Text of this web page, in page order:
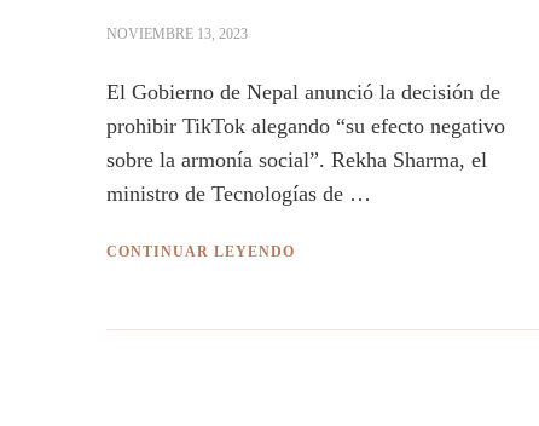
NOVIEMBRE 13, 2023
El Gobierno de Nepal anunció la decisión de
prohibir TikTok alegando “su efecto negativo
sobre la armonía social”. Rekha Sharma, el
ministro de Tecnologías de …
CONTINUAR LEYENDO